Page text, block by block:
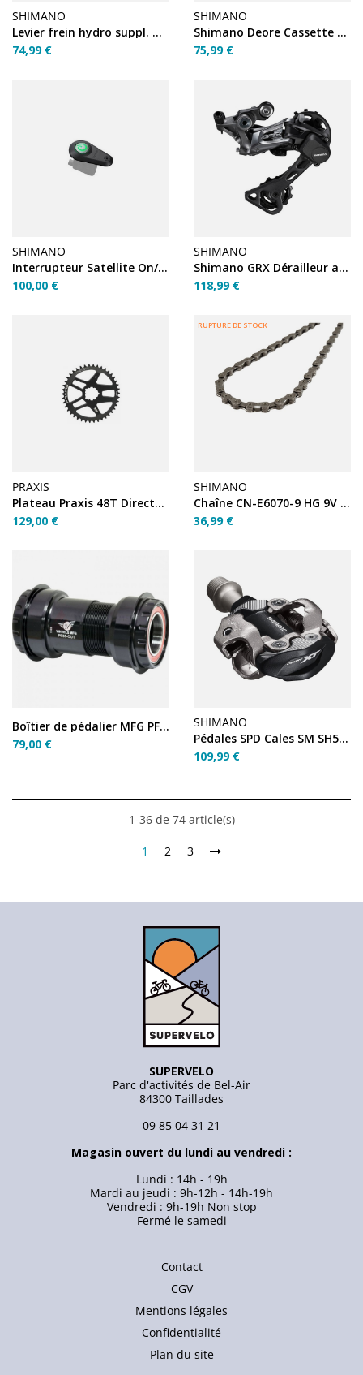
SHIMANO
Levier frein hydro suppl. G - Shimano BL-RX812 GRX
74,99 €
SHIMANO
Shimano Deore Cassette CS-M4100-10 10 vitesses 11-46T
75,99 €
SHIMANO
Interrupteur Satellite On/Off – EW-SW300
100,00 €
SHIMANO
Shimano GRX Dérailleur arrière RD-RX812 11 vitesses
118,99 €
PRAXIS
Plateau Praxis 48T Directmount SRAM (3 vis) Wave Road
129,00 €
RUPTURE DE STOCK
SHIMANO
Chaîne CN-E6070-9 HG 9V E-Bike 138 maillons
36,99 €
Boîtier de pédalier MFG PF30 24 mm (46 EXT)
79,00 €
SHIMANO
Pédales SPD Cales SM SH51 - PD-M8100 Deore XT
109,99 €
1-36 de 74 article(s)
1 2 3
SUPERVELO
Parc d'activités de Bel-Air
84300 Taillades
09 85 04 31 21
Magasin ouvert du lundi au vendredi :
Lundi : 14h - 19h
Mardi au jeudi : 9h-12h - 14h-19h
Vendredi : 9h-19h Non stop
Fermé le samedi
Contact
CGV
Mentions légales
Confidentialité
Plan du site